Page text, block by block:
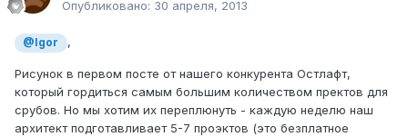
Опубликовано: 30 апреля, 2013
@Igor ,
Рисунок в первом посте от нашего конкурента Остлафт,
который гордиться самым большим количеством пректов для
срубов. Но мы хотим их переплюнуть - каждую неделю наш
архитект подготавливает 5-7 проэктов (это безплатное